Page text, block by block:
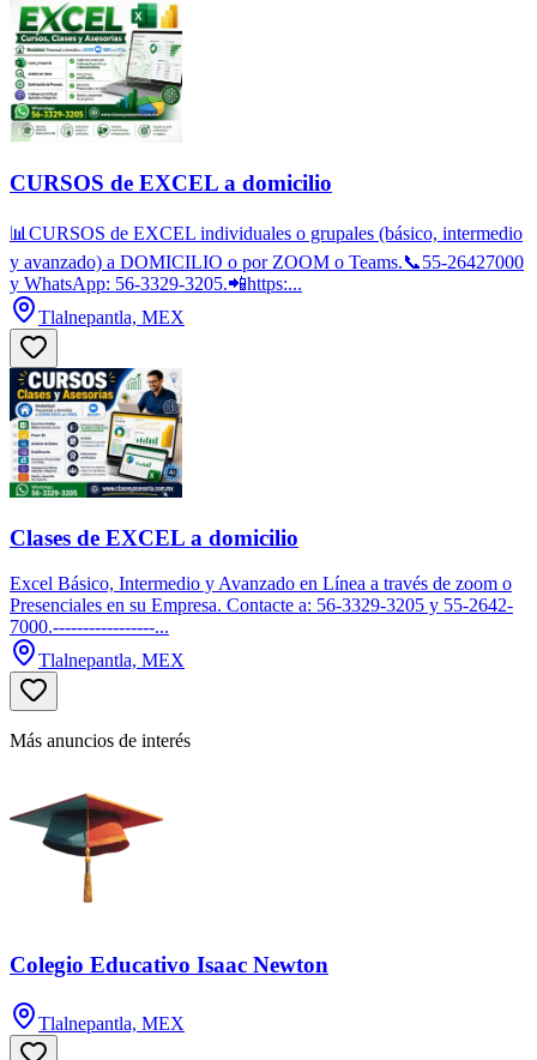
CURSOS de EXCEL a domicilio
📊CURSOS de EXCEL individuales o grupales (básico, intermedio
y avanzado) a DOMICILIO o por ZOOM o Teams.📞55-26427000
y WhatsApp: 56-3329-3205.📲https:...
Tlalnepantla, MEX
Clases de EXCEL a domicilio
Excel Básico, Intermedio y Avanzado en Línea a través de zoom o
Presenciales en su Empresa. Contacte a: 56-3329-3205 y 55-2642-
7000.-----------------...
Tlalnepantla, MEX
Más anuncios de interés
Colegio Educativo Isaac Newton
Tlalnepantla, MEX